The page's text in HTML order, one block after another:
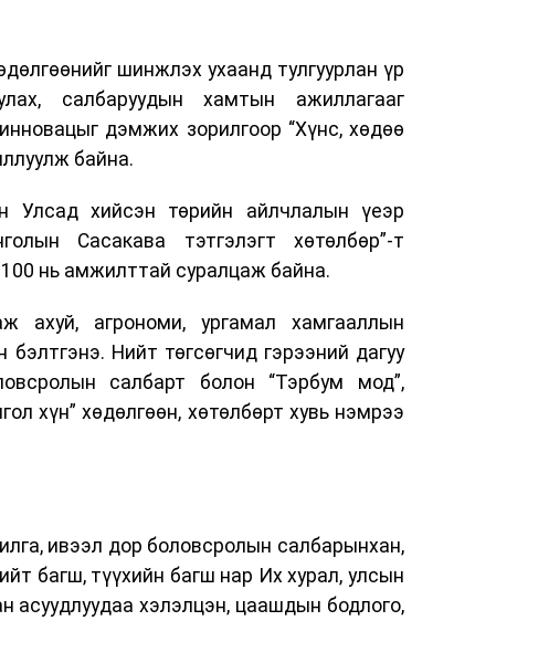
шинжлэх ухаанд тулгуурлан үр
салбаруудын хамтын ажиллагааг
дэмжих зорилгоор “Хүнс, хөдөө
байна.
Улсад хийсэн төрийн айлчлалын үеэр
Сасакава тэтгэлэгт хөтөлбөр”-т
нь амжилттай суралцаж байна.
агрономи, ургамал хамгааллын
Нийт төгсөгчид гэрээний дагуу
салбарт болон “Тэрбум мод”,
хүн” хөдөлгөөн, хөтөлбөрт хувь нэмрээ
ивээл дор боловсролын салбарынхан,
багш, түүхийн багш нар Их хурал, улсын
асуудлуудаа хэлэлцэн, цаашдын бодлого,